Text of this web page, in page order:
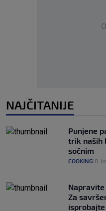
NAJČITANIJE
Punjene
trik naših
sočnim
COOKING 8.
Za